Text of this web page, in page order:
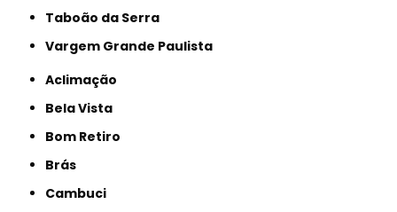
Taboão da Serra
Vargem Grande Paulista
Aclimação
Bela Vista
Bom Retiro
Brás
Cambuci